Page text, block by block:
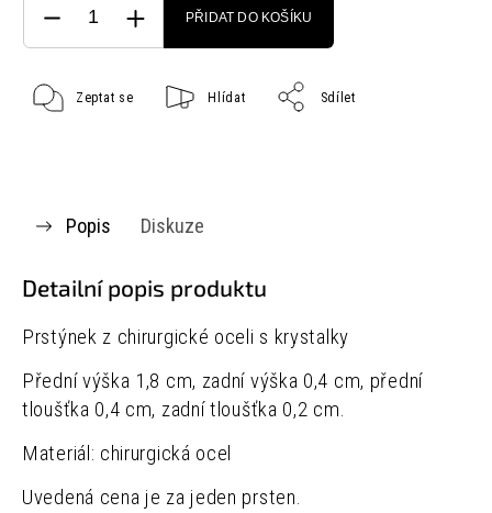
PŘIDAT DO KOŠÍKU
Zeptat se Hlídat Sdílet
Popis Diskuze
Detailní popis produktu
Prstýnek z chirurgické oceli s krystalky
Přední výška 1,8 cm, zadní výška 0,4 cm, přední
tloušťka 0,4 cm, zadní tloušťka 0,2 cm.
Materiál: chirurgická ocel
Uvedená cena je za jeden prsten.